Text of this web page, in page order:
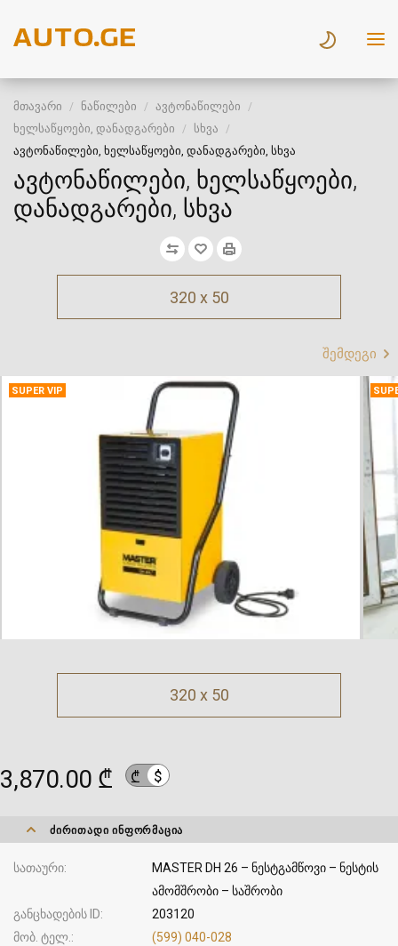
მთავარი ნაწილები
ავტონაწილები
ხელსაწყოები, დანადგარები
სხვა
ავტონაწილები, ხელსაწყოები, დანადგარები, სხვა
ავტონაწილები, ხელსაწყოები,
დანადგარები, სხვა
320 x 50
შემდეგი
SUPER VIP
320 x 50
3,870.00 ₾ ₾ $
ᲫᲘᲠᲘᲗᲐᲓᲘ ᲘᲜᲤᲝᲠᲛᲐᲪᲘᲐ
სათაური
MASTER DH 26 – ნესტგამწოვი – ნესტის
ამომშრობი – საშრობი
განცხადების ID
203120
მობ. ტელ.
(599) 040-028